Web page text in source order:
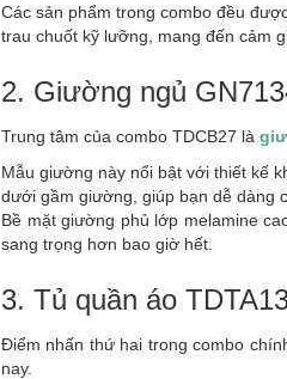
Các sản phẩm trong combo đều
trau chuốt kỹ lưỡng, mang đến cảm
2. Giường ngủ
Trung tâm của combo TDCB27 là
Mẫu giường này nổi bật với thiết kế
dưới gầm giường, giúp bạn dễ dàng
Bề mặt giường phủ lớp melamine
sang trọng hơn bao giờ hết.
3. Tủ quần áo
Điểm nhấn thứ hai trong combo
nay.